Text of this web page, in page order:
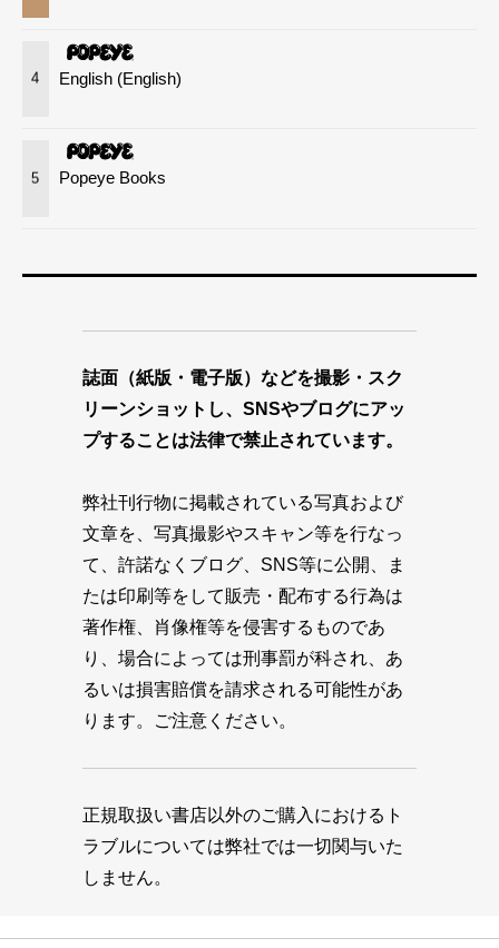
4 English (English)
5 Popeye Books
誌面（紙版・電子版）などを撮影・スク
リーンショットし、SNSやブログにアッ
プすることは法律で禁止されています。
弊社刊行物に掲載されている写真および
文章を、写真撮影やスキャン等を行なっ
て、許諾なくブログ、SNS等に公開、ま
たは印刷等をして販売・配布する行為は
著作権、肖像権等を侵害するものであ
り、場合によっては刑事罰が科され、あ
るいは損害賠償を請求される可能性があ
ります。ご注意ください。
正規取扱い書店以外のご購入におけるト
ラブルについては弊社では一切関与いた
しません。